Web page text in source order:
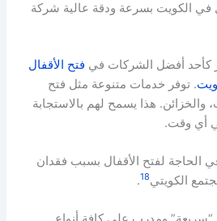
في الكويت بسرعة ودقة عالية شركة
كأحد أفضل الشركات في فتح الأقفال
. توفر خدمات متنوعة مثل فتح
والخزائن. هذا يسمح لهم بالاستجابة
أي وقت.
الحاجة لفتح الأقفال بسبب فقدان
الكويتي18
.